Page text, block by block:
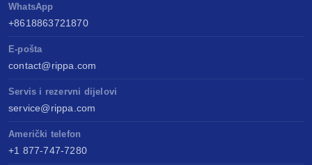
WhatsApp
+8618863721870
E-pošta
contact@rippa.com
Servis i rezervni dijelovi
service@rippa.com
Američki telefon
+1 877-747-7280